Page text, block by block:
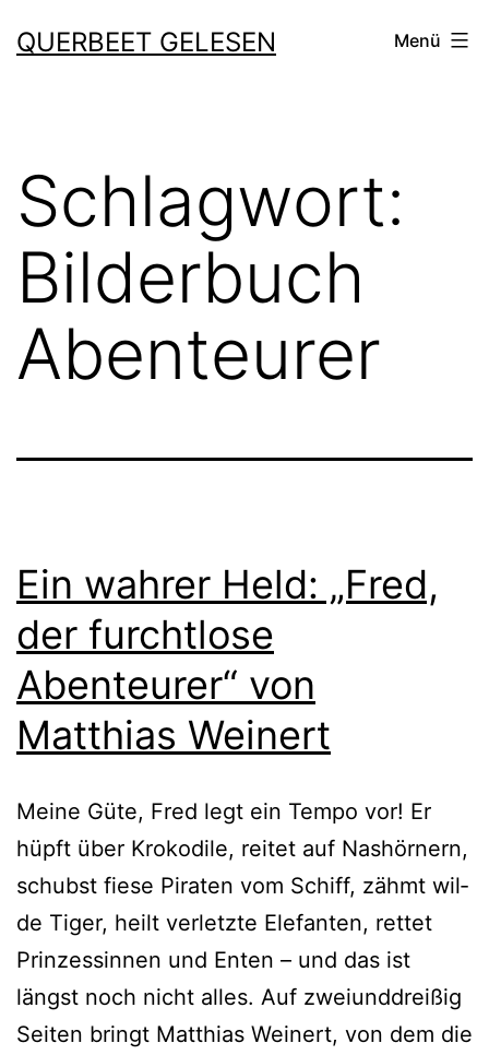
Inhalt
QUERBEET GELESEN Menü
Schlagwort:
Bilderbuch
Abenteurer
Ein wahrer Held: „Fred,
der furchtlose
Abenteurer“ von
Matthias Weinert
Meine Güte, Fred legt ein Tempo vor! Er
hüpft über Krokodile, rei­tet auf Nashörnern,
schubst fie­se Piraten vom Schiff, zähmt wil­
de Tiger, heilt ver­letz­te Elefanten, ret­tet
Prinzessinnen und Enten – und das ist
längst noch nicht alles. Auf zwei­und­drei­ßig
Seiten bringt Matthias Weinert, von dem die